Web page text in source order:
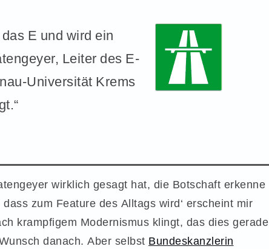
E und wird ein
Leiter des E-
Universität Krems
wirklich gesagt hat, die Botschaft erkenne
zum Feature des Alltags wird‘ erscheint mir
krampfigem Modernismus klingt, das dies gerade
danach. Aber selbst Bundeskanzlerin